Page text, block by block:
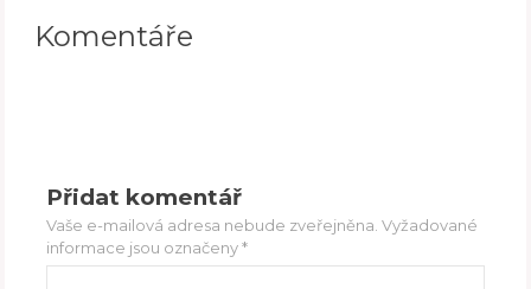
Komentáře
Přidat komentář
Vaše e-mailová adresa nebude zveřejněna. Vyžadované
informace jsou označeny*